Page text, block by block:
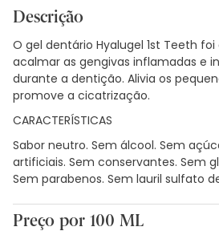
Descrição
O gel dentário Hyalugel 1st Teeth
acalmar as gengivas inflamadas e
durante a dentição. Alivia os
promove a cicatrização.
CARACTERÍSTICAS
Sabor neutro. Sem álcool. Sem
artificiais. Sem conservantes. Sem
Sem parabenos. Sem lauril sulfato
Preço por 100 ML